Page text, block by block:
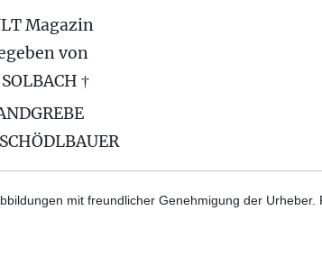
Magazin
von
†
mit freundlicher Genehmigung der